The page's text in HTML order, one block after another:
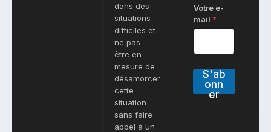
dans des
situations
difficiles et
ne pas
être en
mesure de
désamorcer
cette
situation
sans faire
appel à un
Votre e-
mail *
S'ab
onn
er